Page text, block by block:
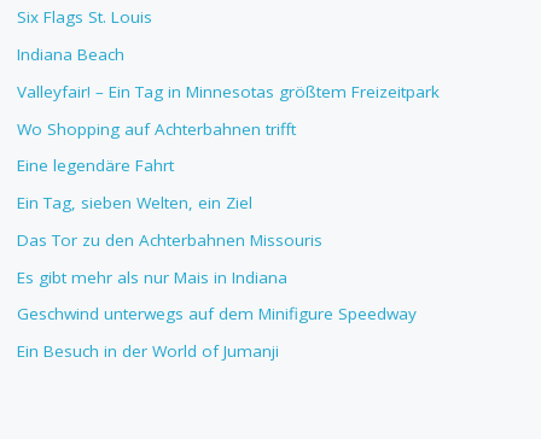
Six Flags St. Louis
Indiana Beach
Valleyfair! – Ein Tag in Minnesotas größtem Freizeitpark
Wo Shopping auf Achterbahnen trifft
Eine legendäre Fahrt
Ein Tag, sieben Welten, ein Ziel
Das Tor zu den Achterbahnen Missouris
Es gibt mehr als nur Mais in Indiana
Geschwind unterwegs auf dem Minifigure Speedway
Ein Besuch in der World of Jumanji